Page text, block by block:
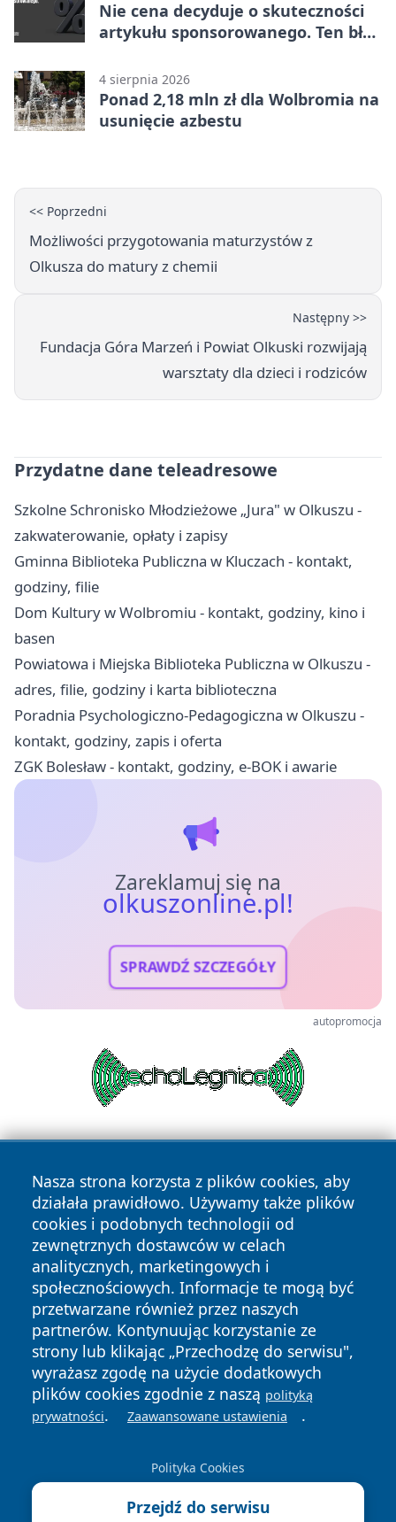
Nie cena decyduje o skuteczności
artykułu sponsorowanego. Ten błąd
4 sierpnia 2026
Ponad 2,18 mln zł dla Wolbromia na
usunięcie azbestu
<< Poprzedni
Możliwości przygotowania maturzystów z
Olkusza do matury z chemii
Następny >>
Fundacja Góra Marzeń i Powiat Olkuski rozwijają
warsztaty dla dzieci i rodziców
Przydatne dane teleadresowe
Szkolne Schronisko Młodzieżowe „Jura" w Olkuszu -
zakwaterowanie, opłaty i zapisy
Gminna Biblioteka Publiczna w Kluczach - kontakt,
godziny, filie
Dom Kultury w Wolbromiu - kontakt, godziny, kino i
basen
Powiatowa i Miejska Biblioteka Publiczna w Olkuszu -
adres, filie, godziny i karta biblioteczna
Poradnia Psychologiczno-Pedagogiczna w Olkuszu -
kontakt, godziny, zapis i oferta
ZGK Bolesław - kontakt, godziny, e-BOK i awarie
Zareklamuj się na
olkuszonline.pl!
SPRAWDŹ SZCZEGÓŁY
autopromocja
Nasza strona korzysta z plików cookies, aby
działała prawidłowo. Używamy także plików
cookies i podobnych technologii od
zewnętrznych dostawców w celach
analitycznych, marketingowych i
społecznościowych. Informacje te mogą być
przetwarzane również przez naszych
partnerów. Kontynuując korzystanie ze
strony lub klikając „Przechodzę do serwisu",
wyrażasz zgodę na użycie dodatkowych
plików cookies zgodnie z naszą polityką
prywatności. Zaawansowane ustawienia .
Polityka Cookies
Przejdź do serwisu
Copyright © 2026 olkuszonline.pl Wszystkie prawa
zastrzeżone.
News Autorzy
Polityka
Prywatności
Polityka
Cookies